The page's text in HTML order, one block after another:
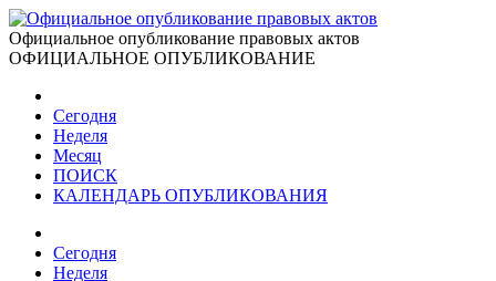
Официальное опубликование правовых актов
ОФИЦИАЛЬНОЕ ОПУБЛИКОВАНИЕ
Сегодня
Неделя
Месяц
ПОИСК
КАЛЕНДАРЬ ОПУБЛИКОВАНИЯ
Сегодня
Неделя